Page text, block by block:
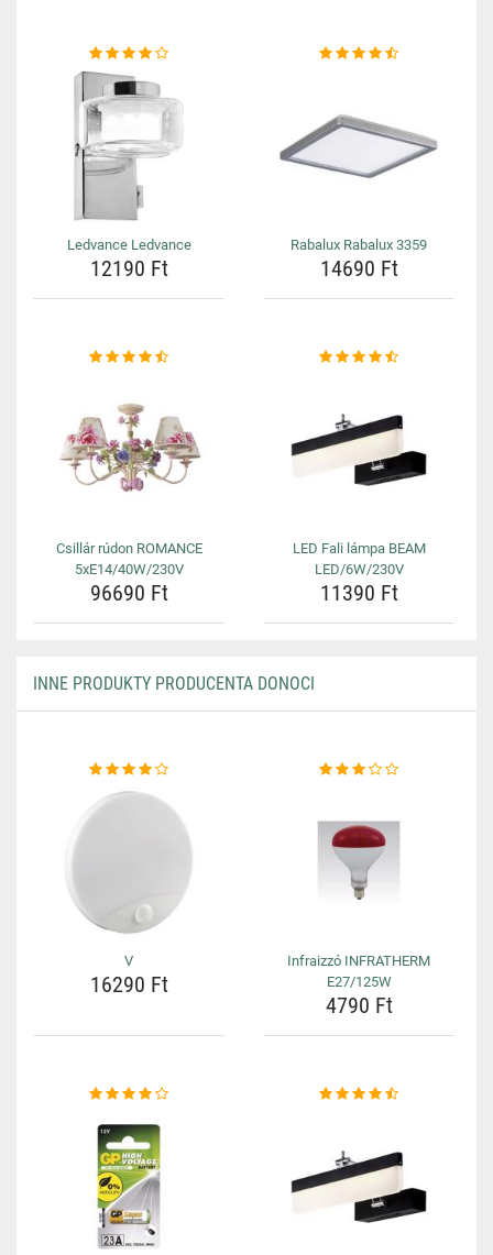
Ledvance Ledvance
12190 Ft
Rabalux Rabalux 3359
14690 Ft
Csillár rúdon ROMANCE
5xE14/40W/230V
96690 Ft
LED Fali lámpa BEAM
LED/6W/230V
11390 Ft
INNE PRODUKTY PRODUCENTA DONOCI
V
16290 Ft
Infraizzó INFRATHERM
E27/125W
4790 Ft